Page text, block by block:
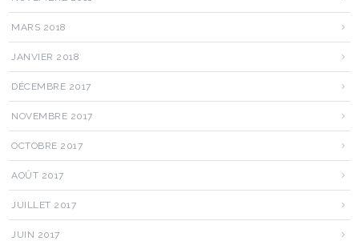
MARS 2018
JANVIER 2018
DÉCEMBRE 2017
NOVEMBRE 2017
OCTOBRE 2017
AOÛT 2017
JUILLET 2017
JUIN 2017